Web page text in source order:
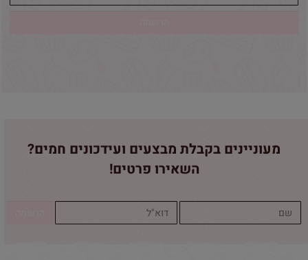
מעוניינים בקבלת מבצעים ועידכונים חמים?
השאירו פרטים!